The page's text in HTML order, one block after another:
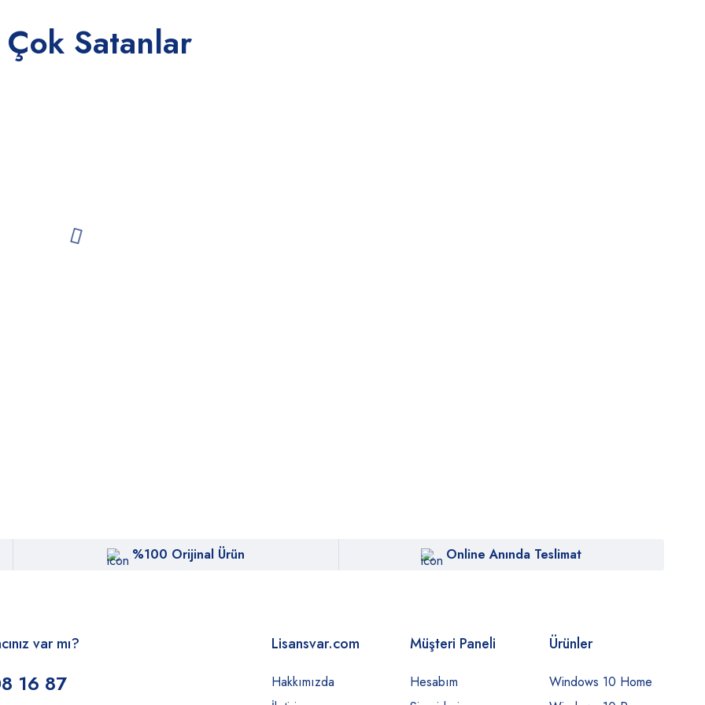
Satanlar
%100 Orijinal Ürün Online Anında Teslimat
var mı?
16 87
Lisansvar.com
Hakkımızda
Müşteri Paneli
Hesabım
Ürünler
Windows 10 Home